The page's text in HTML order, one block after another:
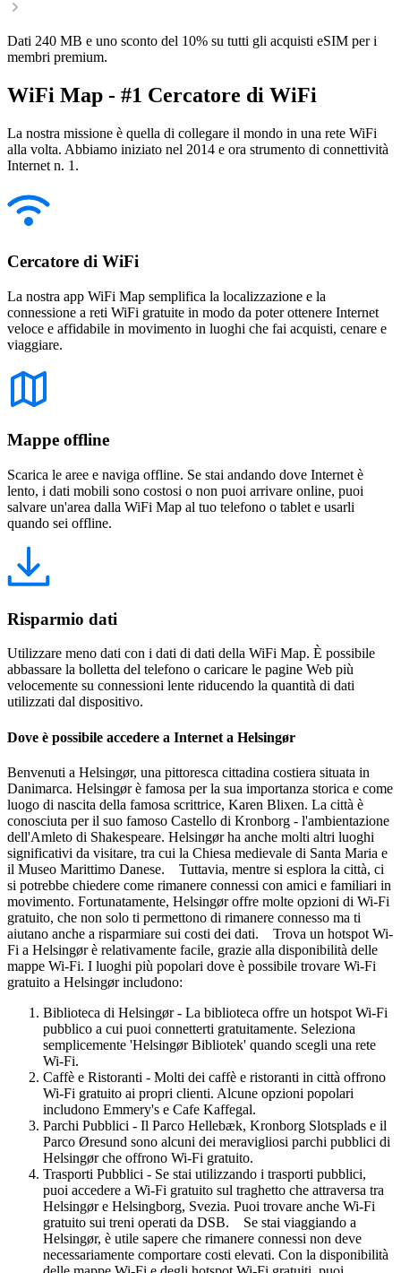
Dati 240 MB e uno sconto del 10% su tutti gli acquisti eSIM per i
membri premium.
WiFi Map - #1 Cercatore di WiFi
La nostra missione è quella di collegare il mondo in una rete WiFi
alla volta. Abbiamo iniziato nel 2014 e ora strumento di connettività
Internet n. 1.
Cercatore di WiFi
La nostra app WiFi Map semplifica la localizzazione e la
connessione a reti WiFi gratuite in modo da poter ottenere Internet
veloce e affidabile in movimento in luoghi che fai acquisti, cenare e
viaggiare.
Mappe offline
Scarica le aree e naviga offline. Se stai andando dove Internet è
lento, i dati mobili sono costosi o non puoi arrivare online, puoi
salvare un'area dalla WiFi Map al tuo telefono o tablet e usarli
quando sei offline.
Risparmio dati
Utilizzare meno dati con i dati di dati della WiFi Map. È possibile
abbassare la bolletta del telefono o caricare le pagine Web più
velocemente su connessioni lente riducendo la quantità di dati
utilizzati dal dispositivo.
Dove è possibile accedere a Internet a Helsingør
Benvenuti a Helsingør, una pittoresca cittadina costiera situata in
Danimarca. Helsingør è famosa per la sua importanza storica e come
luogo di nascita della famosa scrittrice, Karen Blixen. La città è
conosciuta per il suo famoso Castello di Kronborg - l'ambientazione
dell'Amleto di Shakespeare. Helsingør ha anche molti altri luoghi
significativi da visitare, tra cui la Chiesa medievale di Santa Maria e
il Museo Marittimo Danese. Tuttavia, mentre si esplora la città, ci
si potrebbe chiedere come rimanere connessi con amici e familiari in
movimento. Fortunatamente, Helsingør offre molte opzioni di Wi-Fi
gratuito, che non solo ti permettono di rimanere connesso ma ti
aiutano anche a risparmiare sui costi dei dati. Trova un hotspot Wi-
Fi a Helsingør è relativamente facile, grazie alla disponibilità delle
mappe Wi-Fi. I luoghi più popolari dove è possibile trovare Wi-Fi
gratuito a Helsingør includono:
Biblioteca di Helsingør - La biblioteca offre un hotspot Wi-Fi
pubblico a cui puoi connetterti gratuitamente. Seleziona
semplicemente 'Helsingør Bibliotek' quando scegli una rete
Wi-Fi.
Caffè e Ristoranti - Molti dei caffè e ristoranti in città offrono
Wi-Fi gratuito ai propri clienti. Alcune opzioni popolari
includono Emmery's e Cafe Kaffegal.
Parchi Pubblici - Il Parco Hellebæk, Kronborg Slotsplads e il
Parco Øresund sono alcuni dei meravigliosi parchi pubblici di
Helsingør che offrono Wi-Fi gratuito.
Trasporti Pubblici - Se stai utilizzando i trasporti pubblici,
puoi accedere a Wi-Fi gratuito sul traghetto che attraversa tra
Helsingør e Helsingborg, Svezia. Puoi trovare anche Wi-Fi
gratuito sui treni operati da DSB. Se stai viaggiando a
Helsingør, è utile sapere che rimanere connessi non deve
necessariamente comportare costi elevati. Con la disponibilità